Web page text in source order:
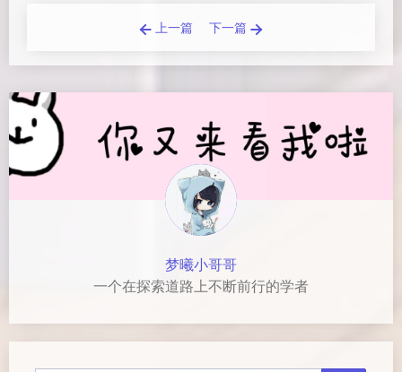
Loading...
上一篇 下一篇
梦曦小哥哥
一个在探索道路上不断前行的学者